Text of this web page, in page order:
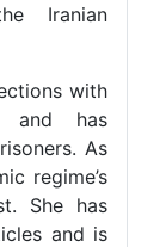
Iranian
with
and has
As
regime’s
She has
and is